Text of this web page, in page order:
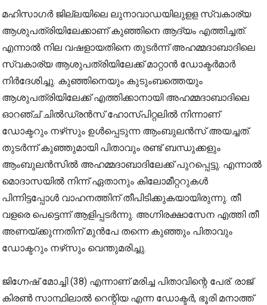
മഹിസാഗര്‍ ജില്ലയിലെ ലുനാവാഡയിലുളള സ്വകാര്യ
ആശുപത്രിയിലേക്കാണ് കുഞ്ഞിനെ ആദ്യം എത്തിച്ചത്.
എന്നാല്‍ നില വഷളായതിനെ തുടര്‍ന്ന് അഹമ്മദാബാദിലെ
സ്വകാര്യ ആശുപത്രിയിലേക്ക് മാറ്റാന്‍ ഡോക്ടര്‍മാര്‍
നിര്‍ദേശിച്ചു. കുഞ്ഞിനെയും കുടുംബത്തെയും
ആശുപത്രിയിലേക്ക് എത്തിക്കാനായി അഹമ്മദാബാദിലെ
ഓറഞ്ച് ചില്‍ഡ്രന്‍സ് ഹോസ്പിറ്റലില്‍ നിന്നാണ്
ഡോക്ടറും നഴ്‌സും ഉള്‍പ്പെടുന്ന ആംബുലന്‍സ് അയച്ചത്.
തുടര്‍ന്ന് കുഞ്ഞുമായി പിതാവും രണ്ട് ബന്ധുക്കളും
ആംബുലന്‍സില്‍ അഹമ്മദാബാദിലേക്ക് പുറപ്പെട്ടു. എന്നാല്‍
മൊദാസയില്‍ നിന്ന് ഏതാനും കിലോമീറ്ററുകള്‍
പിന്നിട്ടപ്പോള്‍ വാഹനത്തിന് തീപിടിക്കുകയായിരുന്നു. തീ
വളരെ പെട്ടെന്ന് ആളിപ്പടര്‍ന്നു. അഗ്നിരക്ഷാസേന എത്തി തീ
അണയ്ക്കുന്നതിന് മുന്‍പേ തന്നെ കുഞ്ഞും പിതാവും
ഡോക്ടറും നഴ്‌സും വെന്തുമരിച്ചു.
ജിഗ്നേഷ് മോച്ചി (38) എന്നാണ് മരിച്ച പിതാവിന്റെ പേര്. രാജ്
കിരണ്‍ സാന്ഥിലാല്‍ റെന്റിയ എന്ന ഡോക്ടര്‍, ഭൂരി മനാത്ത്